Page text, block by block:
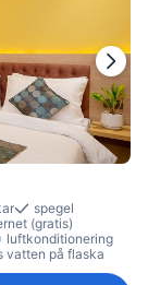
spegel
(gratis)
luftkonditionering
vatten på flaska